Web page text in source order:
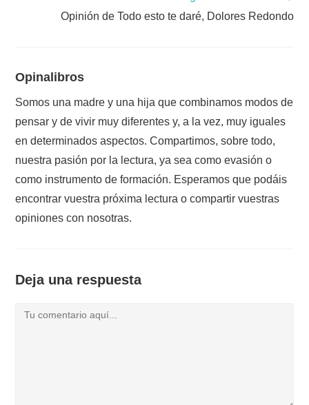
Opinión de Todo esto te daré, Dolores Redondo
Opinalibros
Somos una madre y una hija que combinamos modos de
pensar y de vivir muy diferentes y, a la vez, muy iguales
en determinados aspectos. Compartimos, sobre todo,
nuestra pasión por la lectura, ya sea como evasión o
como instrumento de formación. Esperamos que podáis
encontrar vuestra próxima lectura o compartir vuestras
opiniones con nosotras.
Deja una respuesta
Comentario